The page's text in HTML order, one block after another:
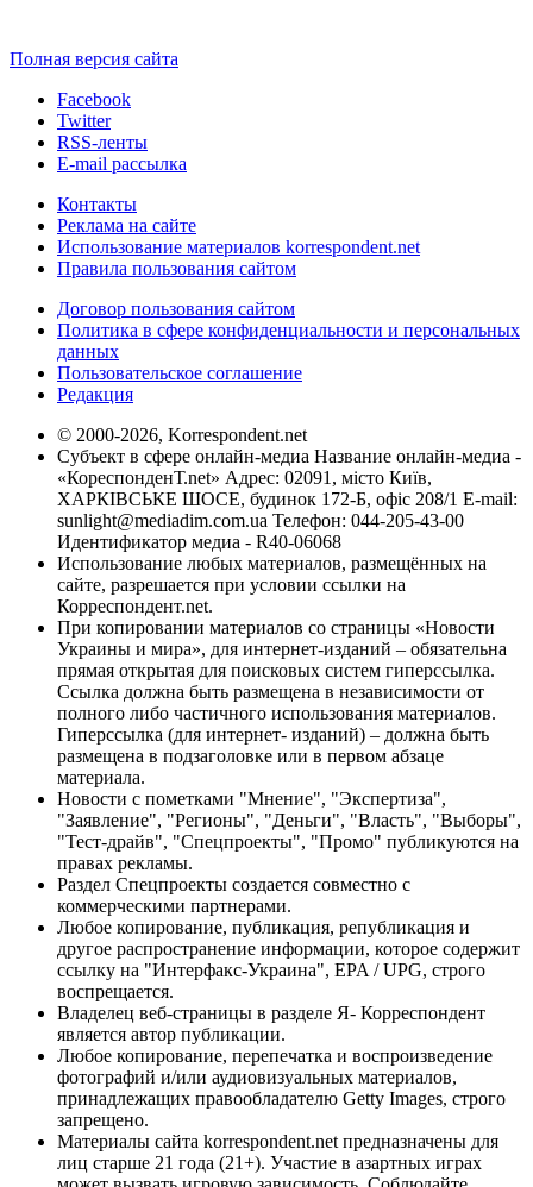
Полная версия сайта
Facebook
Twitter
RSS-ленты
E-mail рассылка
Контакты
Реклама на сайте
Использование материалов korrespondent.net
Правила пользования сайтом
Договор пользования сайтом
Политика в сфере конфиденциальности и персональных
данных
Пользовательское соглашение
Редакция
© 2000-2026, Korrespondent.net
Субъект в сфере онлайн-медиа Название онлайн-медиа -
«КореспонденТ.net» Адрес: 02091, місто Київ,
ХАРКІВСЬКЕ ШОСЕ, будинок 172-Б, офіс 208/1 E-mail:
sunlight@mediadim.com.ua Телефон: 044-205-43-00
Идентификатор медиа - R40-06068
Использование любых материалов, размещённых на
сайте, разрешается при условии ссылки на
Корреспондент.net.
При копировании материалов со страницы «Новости
Украины и мира», для интернет-изданий – обязательна
прямая открытая для поисковых систем гиперссылка.
Ссылка должна быть размещена в независимости от
полного либо частичного использования материалов.
Гиперссылка (для интернет- изданий) – должна быть
размещена в подзаголовке или в первом абзаце
материала.
Новости с пометками "Мнение", "Экспертиза",
"Заявление", "Регионы", "Деньги", "Власть", "Выборы",
"Тест-драйв", "Спецпроекты", "Промо" публикуются на
правах рекламы.
Раздел Спецпроекты создается совместно с
коммерческими партнерами.
Любое копирование, публикация, републикация и
другое распространение информации, которое содержит
ссылку на "Интерфакс-Украина", EPA / UPG, строго
воспрещается.
Владелец веб-страницы в разделе Я- Корреспондент
является автор публикации.
Любое копирование, перепечатка и воспроизведение
фотографий и/или аудиовизуальных материалов,
принадлежащих правообладателю Getty Images, строго
запрещено.
Материалы сайта korrespondent.net предназначены для
лиц старше 21 года (21+). Участие в азартных играх